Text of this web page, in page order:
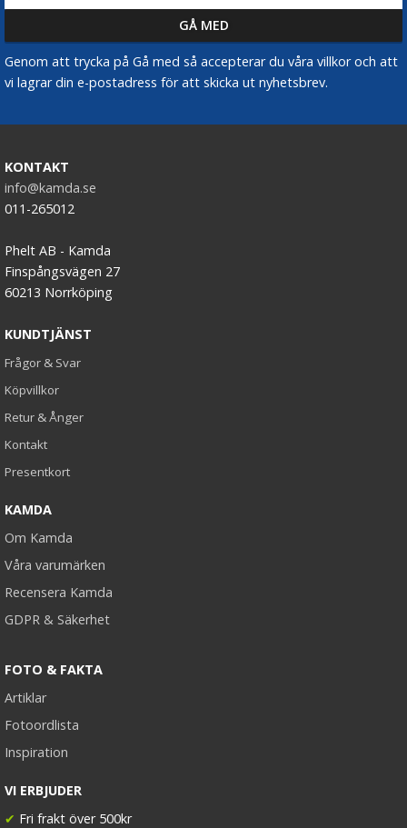
Genom att trycka på Gå med så accepterar du våra villkor och att
vi lagrar din e-postadress för att skicka ut nyhetsbrev.
KONTAKT
info@kamda.se
011-265012
Phelt AB - Kamda
Finspångsvägen 27
60213 Norrköping
KUNDTJÄNST
Frågor & Svar
Köpvillkor
Retur & Ånger
Kontakt
Presentkort
KAMDA
Om Kamda
Våra varumärken
Recensera Kamda
GDPR & Säkerhet
FOTO & FAKTA
Artiklar
Fotoordlista
Inspiration
VI ERBJUDER
✔ Fri frakt över 500kr